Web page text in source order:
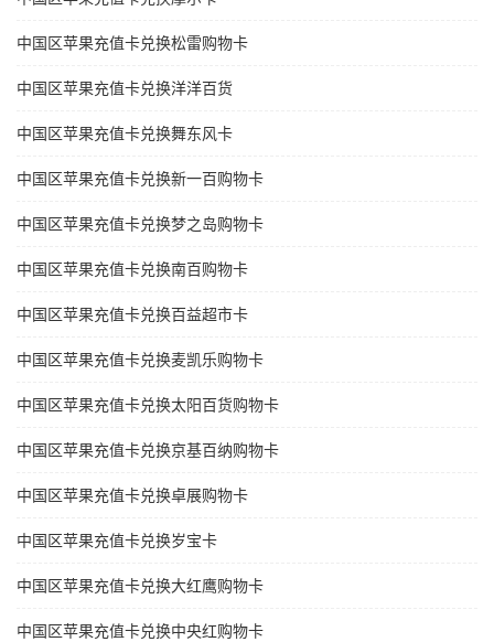
中国区苹果充值卡兑换松雷购物卡
中国区苹果充值卡兑换洋洋百货
中国区苹果充值卡兑换舞东风卡
中国区苹果充值卡兑换新一百购物卡
中国区苹果充值卡兑换梦之岛购物卡
中国区苹果充值卡兑换南百购物卡
中国区苹果充值卡兑换百益超市卡
中国区苹果充值卡兑换麦凯乐购物卡
中国区苹果充值卡兑换太阳百货购物卡
中国区苹果充值卡兑换京基百纳购物卡
中国区苹果充值卡兑换卓展购物卡
中国区苹果充值卡兑换岁宝卡
中国区苹果充值卡兑换大红鹰购物卡
中国区苹果充值卡兑换中央红购物卡